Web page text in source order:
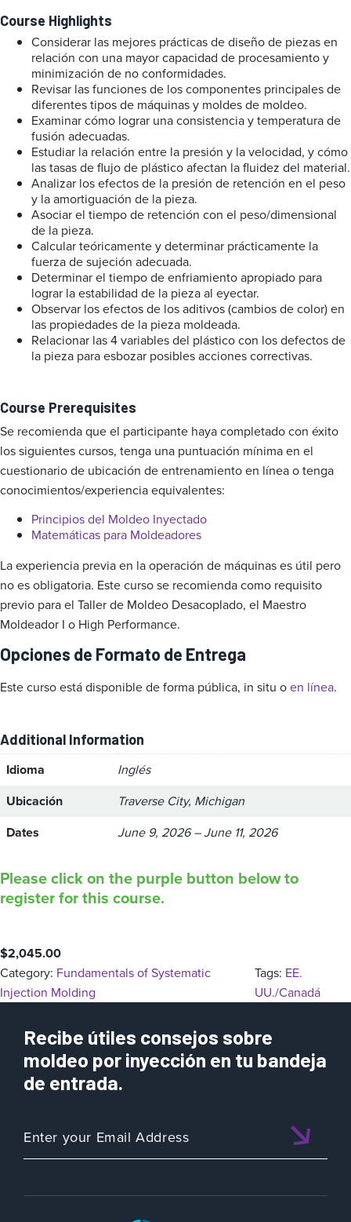
Course Highlights
Considerar las mejores prácticas de diseño de piezas en
relación con una mayor capacidad de procesamiento y
minimización de no conformidades.
Revisar las funciones de los componentes principales de
diferentes tipos de máquinas y moldes de moldeo.
Examinar cómo lograr una consistencia y temperatura de
fusión adecuadas.
Estudiar la relación entre la presión y la velocidad, y cómo
las tasas de flujo de plástico afectan la fluidez del material.
Analizar los efectos de la presión de retención en el peso
y la amortiguación de la pieza.
Asociar el tiempo de retención con el peso/dimensional
de la pieza.
Calcular teóricamente y determinar prácticamente la
fuerza de sujeción adecuada.
Determinar el tiempo de enfriamiento apropiado para
lograr la estabilidad de la pieza al eyectar.
Observar los efectos de los aditivos (cambios de color) en
las propiedades de la pieza moldeada.
Relacionar las 4 variables del plástico con los defectos de
la pieza para esbozar posibles acciones correctivas.
Course Prerequisites
Se recomienda que el participante haya completado con éxito
los siguientes cursos, tenga una puntuación mínima en el
cuestionario de ubicación de entrenamiento en línea o tenga
conocimientos/experiencia equivalentes:
Principios del Moldeo Inyectado
Matemáticas para Moldeadores
La experiencia previa en la operación de máquinas es útil pero
no es obligatoria. Este curso se recomienda como requisito
previo para el Taller de Moldeo Desacoplado, el Maestro
Moldeador I o High Performance.
Opciones de Formato de Entrega
Este curso está disponible de forma pública, in situ oen línea.
Additional Information
Idioma
Inglés
Ubicación
Traverse City, Michigan
Dates
June 9, 2026 – June 11, 2026
Please click on the purple button below to
register for this course.
$2,045.00
Category: Fundamentals of Systematic
Injection Molding
Tags: EE.
UU./Canadá
Recibe útiles consejos sobre
moldeo por inyección en tu bandeja
de entrada.